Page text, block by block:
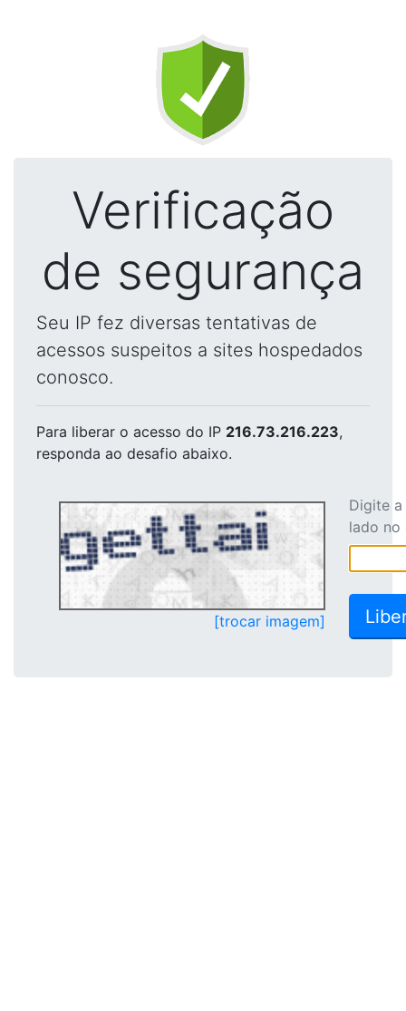
Verificação
de segurança
Seu IP fez diversas tentativas de
acessos suspeitos a sites hospedados
conosco.
Para liberar o acesso do IP 216.73.216.223,
responda ao desafio abaixo.
[trocar imagem]
Digite
lado no